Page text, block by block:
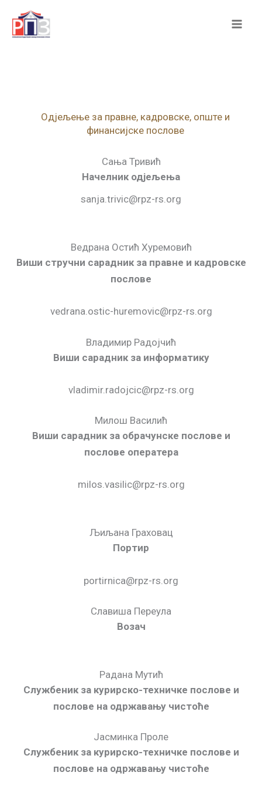
content
Одјељење за правне, кадровске, опште и
финансијске послове
Сања Тривић
Начелник одјељења
sanja.trivic@rpz-rs.org
Ведрана Остић Хуремовић
Виши стручни сарадник за правне и кадровске
послове
vedrana.ostic-huremovic@rpz-rs.org
Владимир Радојчић
Виши сарадник за информатику
vladimir.radojcic@rpz-rs.org
Милош Василић
Виши сарадник за обрачунске послове и
послове оператера
milos.vasilic@rpz-rs.org
Љиљана Граховац
Портир
portirnica@rpz-rs.org
Славиша Переула
Возач
Радана Мутић
Службеник за курирско-техничке послове и
послове на одржавању чистоће
Јасминка Проле
Службеник за курирско-техничке послове и
послове на одржавању чистоће